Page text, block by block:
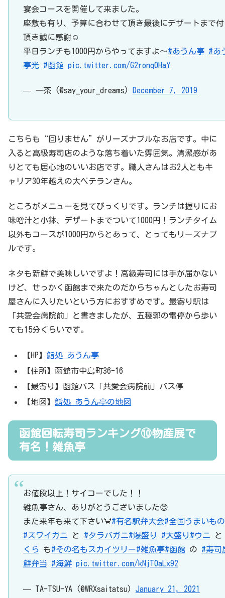
宴会コースを開催して来ました。
座敷も有り、予算に合わせて頂き最後にデザートまで
頂き誠に感謝☺️
平日ランチも1000円からやってますよ〜#あうん亭 #あ
亭光
#函館 pic.twitter.com/G2ronq0HaY
— 一茶 (@say_your_dreams) December 7, 2019
こちらも“回りません”がリーズナブルなお店です。中に
入ると高級寿司店のような落ち着いた雰囲気。清潔感があ
りとても居心地のいいお店です。職人さんはお2人ともキ
ャリア30年越えの大ベテランさん。
ところがメニューを見てびっくりです。ランチは握りにお
味噌汁と小鉢、デザートまでついて1000円！ランチタイム
以外もコースが1000円からとあって、とってもリーズナブ
ルです。
ネタも新鮮で美味しいですよ！高級寿司には手が届かない
けど、せっかく函館まで来たのだからちゃんとしたお寿司
屋さんに入りたいという方におすすめです。最寄り駅は
「共愛会病院前」と書きましたが、五稜郭の電停から歩い
ても15分ぐらいです。
【HP】鮨処 あうん亭
【住所】函館市中島町36-16
【最寄り】函館バス「共愛会病院前」バス停
【地図】鮨処 あうん亭の地図
函館回転寿司ランキング⑩物産展で
有名！雑魚亭
お値段以上！サイコーでした！！
雑魚亭さん、ありがとうございました😊
また来年も来て下さい🦀#有名駅弁大会#全国うまいも
#ズワイガニ と #タラバガニ#爆盛り #大盛り #ウニ
くら も#その名もスカイツリー#雑魚亭#函館 の #寿司
鮮弁当
#海鮮 pic.twitter.com/kNjT0aLx92
— TA-TSU-YA (@WRXsaitatsu) January 21, 2021